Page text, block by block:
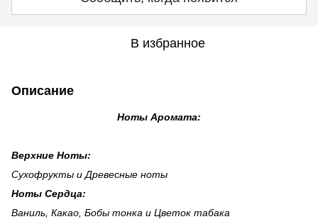
В избранное
Описание
Ноты Аромата:
Верхние Ноты:
Сухофрукты и Древесные ноты
Ноты Сердца:
Ваниль, Какао, Бобы тонка и Цветок табака